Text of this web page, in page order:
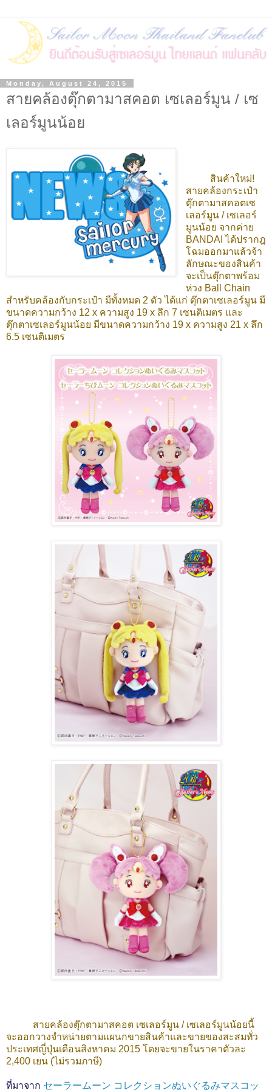
Monday, August 24, 2015
สายคล้องตุ๊กตามาสคอต เซเลอร์มูน / เซ
เลอร์มูนน้อย
สินค้าใหม่!
สายคล้องกระเป๋า
ตุ๊กตามาสคอตเซ
เลอร์มูน / เซเลอร์
มูนน้อย จากค่าย
BANDAI ได้ปรากฎ
โฉมออกมาแล้วจ้า
ลักษณะของสินค้า
จะเป็นตุ๊กตาพร้อม
ห่วง Ball Chain
สำหรับคล้องกับกระเป๋า มีทั้งหมด 2 ตัว ได้แก่ ตุ๊กตาเซเลอร์มูน มี
ขนาดความกว้าง 12 x ความสูง 19 x ลึก 7 เซนติเมตร และ
ตุ๊กตาเซเลอร์มูนน้อย มีขนาดความกว้าง 19 x ความสูง 21 x ลึก
6.5 เซนติเมตร
สายคล้องตุ๊กตามาสคอต เซเลอร์มูน / เซเลอร์มูนน้อยนี้
จะออกวางจำหน่ายตามแผนกขายสินค้าและขายของสะสมทั่ว
ประเทศญี่ปุ่นเดือนสิงหาคม 2015 โดยจะขายในราคาตัวละ
2,400 เยน (ไม่รวมภาษี)
ที่มาจาก セーラームーン コレクションぬいぐるみマスコッ